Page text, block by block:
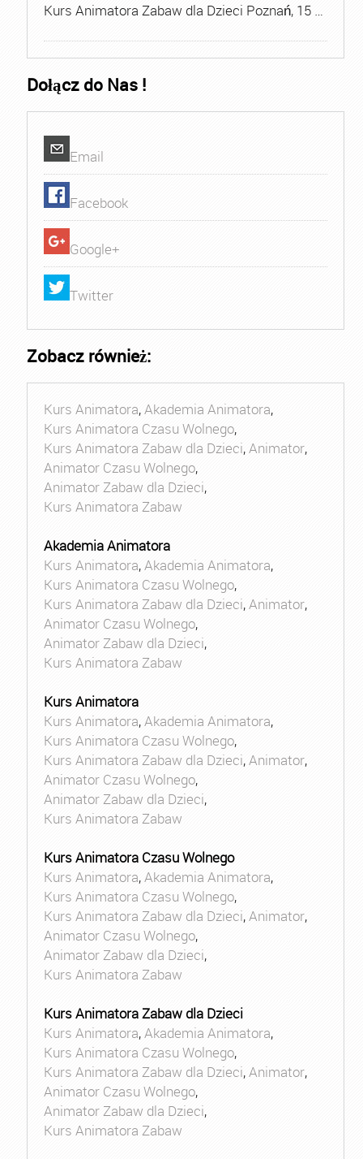
Kurs Animatora Zabaw dla Dzieci Poznań, 15 …
Dołącz do Nas !
Email
Facebook
Google+
Twitter
Zobacz również:
Kurs Animatora,Akademia Animatora,
Kurs Animatora Czasu Wolnego,
Kurs Animatora Zabaw dla Dzieci,Animator,
Animator Czasu Wolnego,
Animator Zabaw dla Dzieci,
Kurs Animatora Zabaw
Akademia Animatora
Kurs Animatora,Akademia Animatora,
Kurs Animatora Czasu Wolnego,
Kurs Animatora Zabaw dla Dzieci,Animator,
Animator Czasu Wolnego,
Animator Zabaw dla Dzieci,
Kurs Animatora Zabaw
Kurs Animatora
Kurs Animatora,Akademia Animatora,
Kurs Animatora Czasu Wolnego,
Kurs Animatora Zabaw dla Dzieci,Animator,
Animator Czasu Wolnego,
Animator Zabaw dla Dzieci,
Kurs Animatora Zabaw
Kurs Animatora Czasu Wolnego
Kurs Animatora,Akademia Animatora,
Kurs Animatora Czasu Wolnego,
Kurs Animatora Zabaw dla Dzieci,Animator,
Animator Czasu Wolnego,
Animator Zabaw dla Dzieci,
Kurs Animatora Zabaw
Kurs Animatora Zabaw dla Dzieci
Kurs Animatora,Akademia Animatora,
Kurs Animatora Czasu Wolnego,
Kurs Animatora Zabaw dla Dzieci,Animator,
Animator Czasu Wolnego,
Animator Zabaw dla Dzieci,
Kurs Animatora Zabaw